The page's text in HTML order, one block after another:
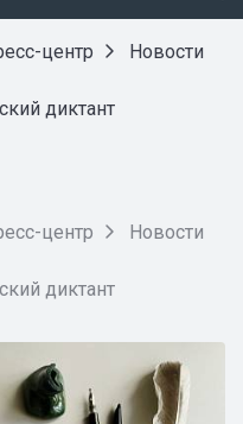
центр
Новости
диктант
центр
Новости
диктант